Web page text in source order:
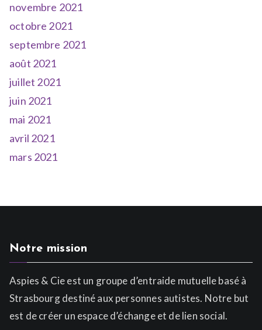
novembre 2021
octobre 2021
septembre 2021
août 2021
juillet 2021
juin 2021
mai 2021
avril 2021
mars 2021
Notre mission
Aspies & Cie est un groupe d’entraide mutuelle basé à
Strasbourg destiné aux personnes autistes. Notre but
est de créer un espace d’échange et de lien social.